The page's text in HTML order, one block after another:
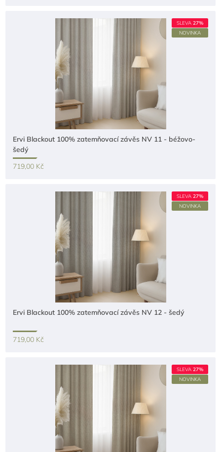
SLEVA 27%
NOVINKA
Ervi Blackout 100% zatemňovací závěs NV 11 - béžovo-
šedý
719,00 Kč
SLEVA 27%
NOVINKA
Ervi Blackout 100% zatemňovací závěs NV 12 - šedý
719,00 Kč
SLEVA 27%
NOVINKA